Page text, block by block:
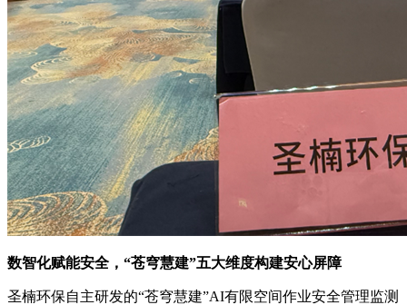
数智化赋能安全，“苍穹慧建”五大维度构建安心屏障
圣楠环保自主研发的“苍穹慧建”AI有限空间作业安全管理监测